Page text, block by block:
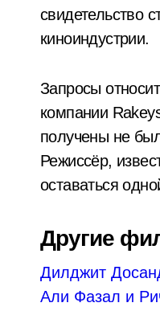
свидетельство
киноиндустрии.
Запросы
компании
получены не
Режиссёр,
оставаться
Другие
Дилджит
Али Фазал и